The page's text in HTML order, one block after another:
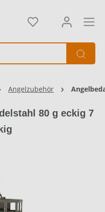
Angelzubehör
80 g eckig 7